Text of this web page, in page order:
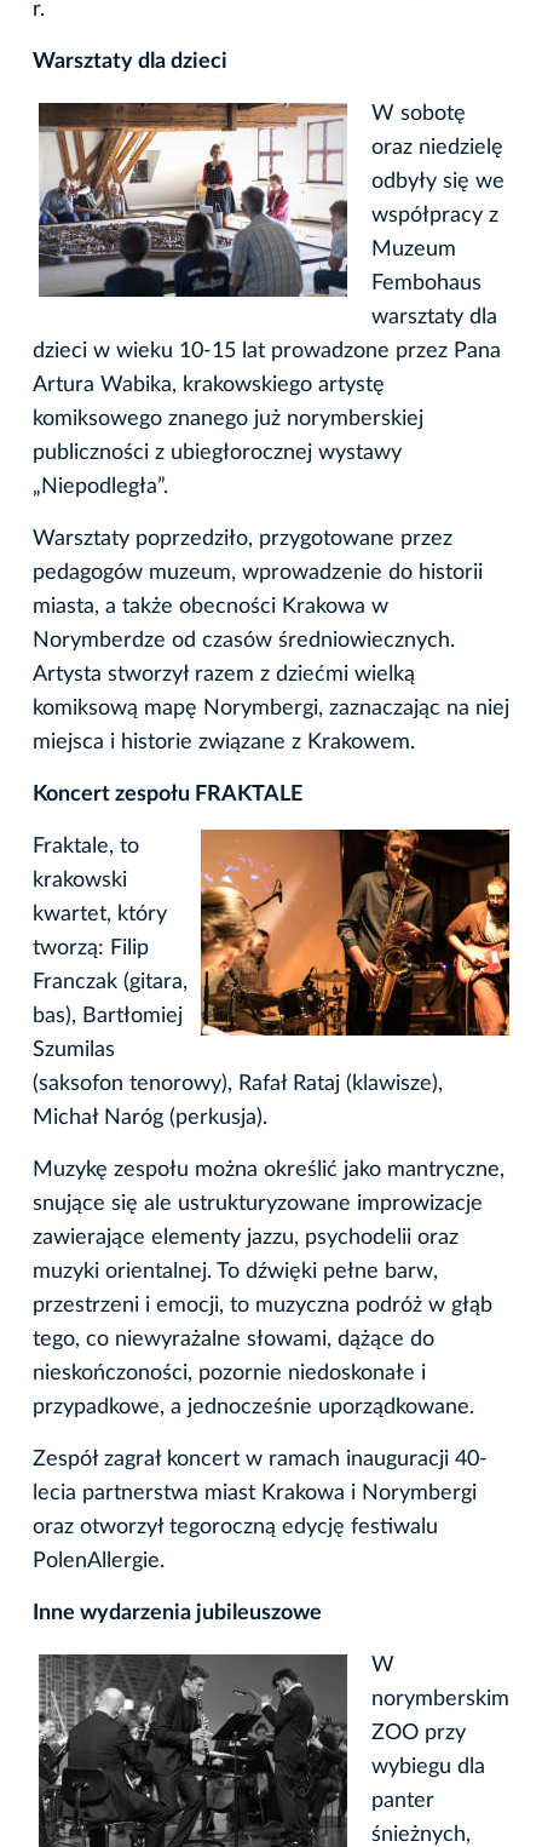
r.
Warsztaty dla dzieci
W sobotę
oraz niedzielę
odbyły się we
współpracy z
Muzeum
Fembohaus
warsztaty dla
dzieci w wieku 10-15 lat prowadzone przez Pana
Artura Wabika, krakowskiego artystę
komiksowego znanego już norymberskiej
publiczności z ubiegłorocznej wystawy
„Niepodległa”.
Warsztaty poprzedziło, przygotowane przez
pedagogów muzeum, wprowadzenie do historii
miasta, a także obecności Krakowa w
Norymberdze od czasów średniowiecznych.
Artysta stworzył razem z dziećmi wielką
komiksową mapę Norymbergi, zaznaczając na niej
miejsca i historie związane z Krakowem.
Koncert zespołu FRAKTALE
Fraktale, to
krakowski
kwartet, który
tworzą: Filip
Franczak (gitara,
bas), Bartłomiej
Szumilas
(saksofon tenorowy), Rafał Rataj (klawisze),
Michał Naróg (perkusja).
Muzykę zespołu można określić jako mantryczne,
snujące się ale ustrukturyzowane improwizacje
zawierające elementy jazzu, psychodelii oraz
muzyki orientalnej. To dźwięki pełne barw,
przestrzeni i emocji, to muzyczna podróż w głąb
tego, co niewyrażalne słowami, dążące do
nieskończoności, pozornie niedoskonałe i
przypadkowe, a jednocześnie uporządkowane.
Zespół zagrał koncert w ramach inauguracji 40-
lecia partnerstwa miast Krakowa i Norymbergi
oraz otworzył tegoroczną edycję festiwalu
PolenAllergie.
Inne wydarzenia jubileuszowe
W
norymberskim
ZOO przy
wybiegu dla
panter
śnieżnych,